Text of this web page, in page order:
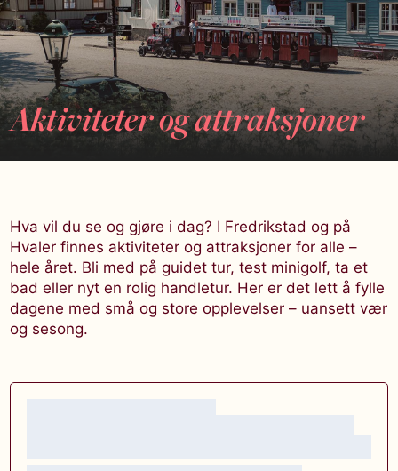
Aktiviteter og attraksjoner
Hva vil du se og gjøre i dag? I Fredrikstad og på
Hvaler finnes aktiviteter og attraksjoner for alle –
hele året. Bli med på guidet tur, test minigolf, ta et
bad eller nyt en rolig handletur. Her er det lett å fylle
dagene med små og store opplevelser – uansett vær
og sesong.